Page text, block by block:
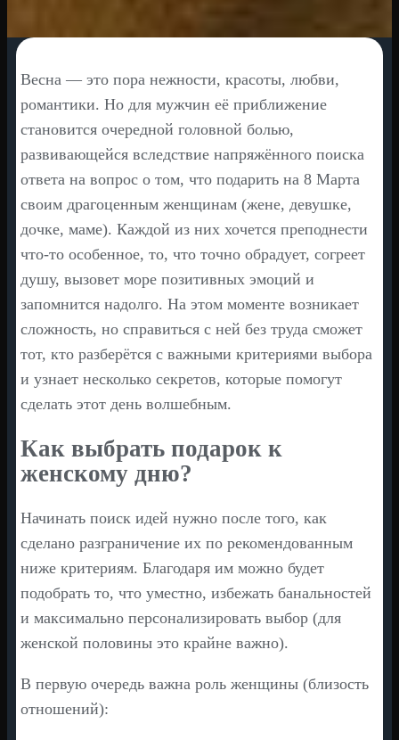
Весна — это пора нежности, красоты, любви,
романтики. Но для мужчин её приближение
становится очередной головной болью,
развивающейся вследствие напряжённого поиска
ответа на вопрос о том, что подарить на 8 Марта
своим драгоценным женщинам (жене, девушке,
дочке, маме). Каждой из них хочется преподнести
что-то особенное, то, что точно обрадует, согреет
душу, вызовет море позитивных эмоций и
запомнится надолго. На этом моменте возникает
сложность, но справиться с ней без труда сможет
тот, кто разберётся с важными критериями выбора
и узнает несколько секретов, которые помогут
сделать этот день волшебным.
Как выбрать подарок к
женскому дню?
Начинать поиск идей нужно после того, как
сделано разграничение их по рекомендованным
ниже критериям. Благодаря им можно будет
подобрать то, что уместно, избежать банальностей
и максимально персонализировать выбор (для
женской половины это крайне важно).
В первую очередь важна роль женщины (близость
отношений):